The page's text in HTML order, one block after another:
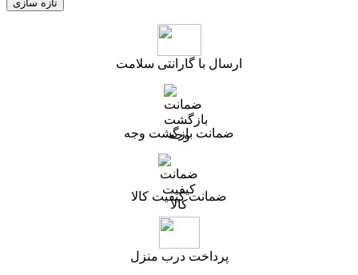
ارسال با گارانتی سلامت
ضمانت بازگشت وجه
ضمانت کیفیت کالا
پرداخت درب منزل